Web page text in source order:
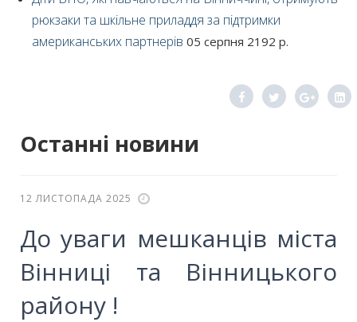
Останні новини
12 ЛИСТОПАДА 2025
До уваги мешканців міста
Вінниці та Вінницького
району !
рюкзаки та шкільне приладдя за підтримки
американських партнерів 05 серпня 2192 р.